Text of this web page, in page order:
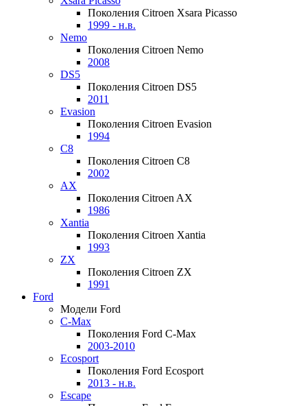
Поколения Citroen Xsara Picasso
1999 - н.в.
Nemo
Поколения Citroen Nemo
2008
DS5
Поколения Citroen DS5
2011
Evasion
Поколения Citroen Evasion
1994
C8
Поколения Citroen C8
2002
AX
Поколения Citroen AX
1986
Xantia
Поколения Citroen Xantia
1993
ZX
Поколения Citroen ZX
1991
Ford
Модели Ford
C-Max
Поколения Ford C-Max
2003-2010
Ecosport
Поколения Ford Ecosport
2013 - н.в.
Escape